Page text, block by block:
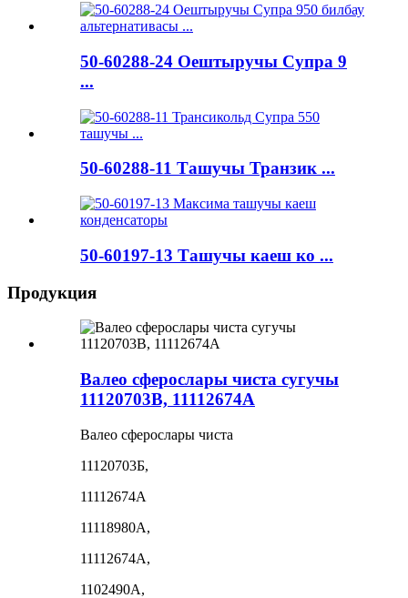
50-60288-24 Оештыручы Супра 9
...
50-60288-11 Ташучы Транзик ...
50-60197-13 Ташучы каеш ко ...
Продукция
Валео сферослары чиста сугучы
11120703B, 11112674A
Валео сферослары чиста
11120703Б,
11112674А
11118980A,
11112674A,
1102490A,